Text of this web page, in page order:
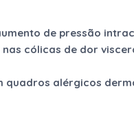
de pressão
cólicas de dor
quadros alérgicos